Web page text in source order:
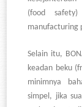
(food
manufacturing
Selain itu,
keadan beku
minimnya
simpel, jika